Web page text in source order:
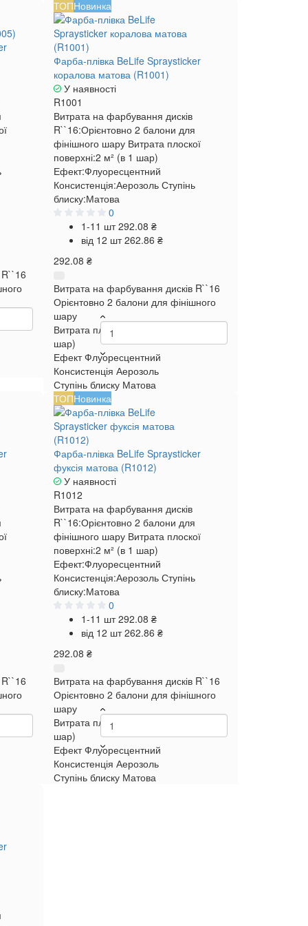
ТОПНовинка
Фарба-плівка BeLife Spraysticker
коралова матова (R1001)
У наявності
R1001
Витрата на фарбування дисків
R``16:Орієнтовно 2 балони для
фінішного шару Витрата плоскої
поверхні:2 м² (в 1 шар)
Ефект:Флуоресцентний
Консистенція:Аерозоль Ступінь
блиску:Матова
0
1-11 шт292.08 ₴
від 12 шт262.86 ₴
292.08 ₴
Витрата на фарбування дисків R``16
Орієнтовно 2 балони для фінішного
шару
Витрата плоскої поверхні
шар)
Ефект Флуоресцентний
Консистенція Аерозоль
Ступінь блиску Матова
ТОПНовинка
Фарба-плівка BeLife Spraysticker
фуксія матова (R1012)
У наявності
R1012
Витрата на фарбування дисків
R``16:Орієнтовно 2 балони для
фінішного шару Витрата плоскої
поверхні:2 м² (в 1 шар)
Ефект:Флуоресцентний
Консистенція:Аерозоль Ступінь
блиску:Матова
0
1-11 шт292.08 ₴
від 12 шт262.86 ₴
292.08 ₴
Витрата на фарбування дисків R``16
Орієнтовно 2 балони для фінішного
шару
Витрата плоскої поверхні
шар)
Ефект Флуоресцентний
Консистенція Аерозоль
Ступінь блиску Матова